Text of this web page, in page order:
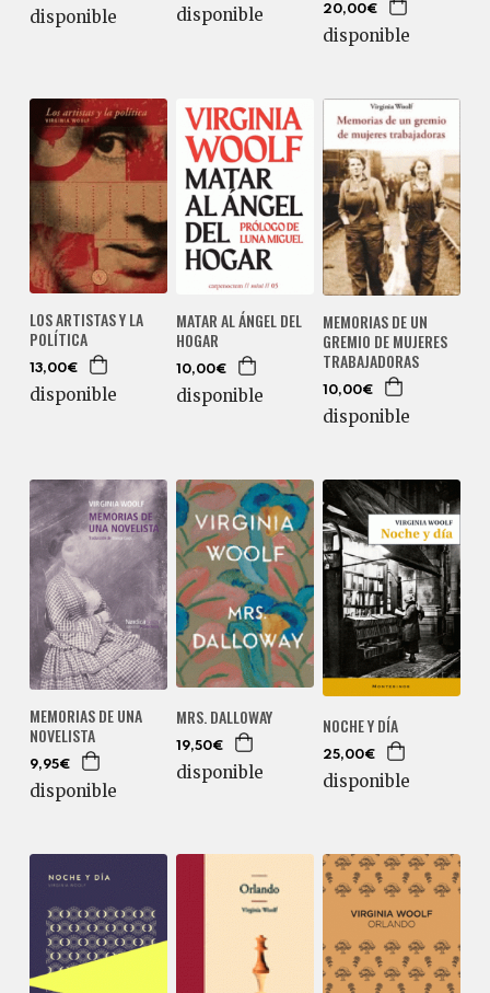
disponible disponible 20,00€
disponible
LOS ARTISTAS Y LA
POLÍTICA
13,00€
disponible
MATAR AL ÁNGEL DEL
HOGAR
10,00€
disponible
MEMORIAS DE UN
GREMIO DE MUJERES
TRABAJADORAS
10,00€
disponible
MEMORIAS DE UNA
NOVELISTA
9,95€
disponible
MRS. DALLOWAY
19,50€
disponible
NOCHE Y DÍA
25,00€
disponible